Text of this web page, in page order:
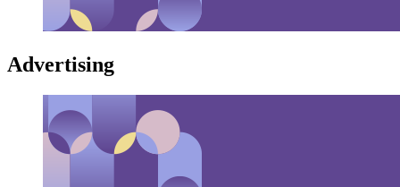
Advertising